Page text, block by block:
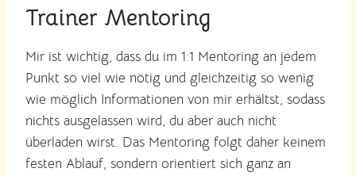
Trainer Mentoring
Mir ist wichtig, dass du im 1:1 Mentoring an jedem
Punkt so viel wie nötig und gleichzeitig so wenig
wie möglich Informationen von mir erhältst, sodass
nichts ausgelassen wird, du aber auch nicht
überladen wirst. Das Mentoring folgt daher keinem
festen Ablauf, sondern orientiert sich ganz an